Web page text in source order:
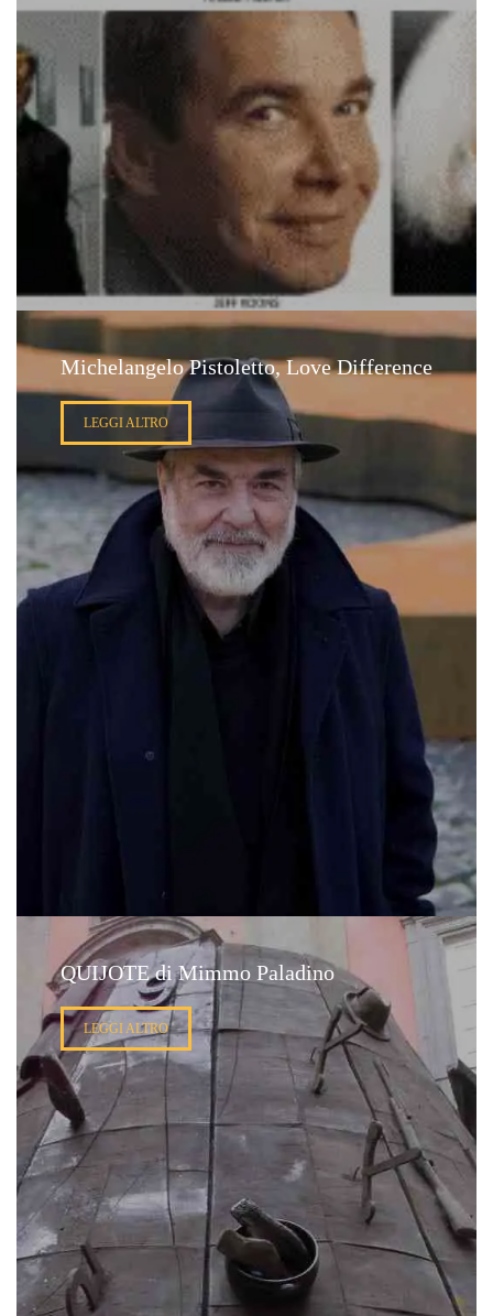
Michelangelo Pistoletto, Love Difference
LEGGI ALTRO
QUIJOTE di Mimmo Paladino
LEGGI ALTRO